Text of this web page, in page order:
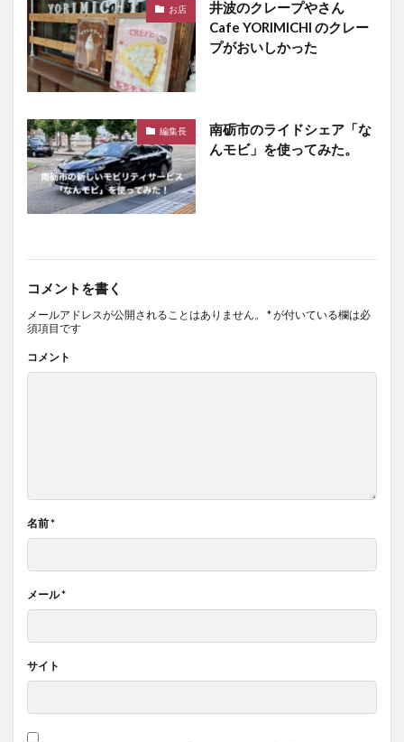
お店
井波のクレープやさん
Cafe YORIMICHI のクレー
プがおいしかった
編集長
南砺市のライドシェア「な
んモビ」を使ってみた。
コメントを書く
メールアドレスが公開されることはありません。 *が付いている欄は必
須項目です
コメント
名前*
メール*
サイト